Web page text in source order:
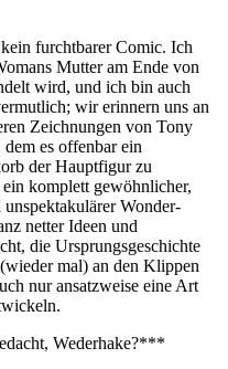
furchtbarer Comic. Ich
Mutter am Ende von
wird, und ich bin auch
wir erinnern uns an
Zeichnungen von Tony
es offenbar ein
der Hauptfigur zu
komplett gewöhnlicher,
Wonder-
netter Ideen und
die Ursprungsgeschichte
mal) an den Klippen
nur ansatzweise eine Art
Wederhake?***